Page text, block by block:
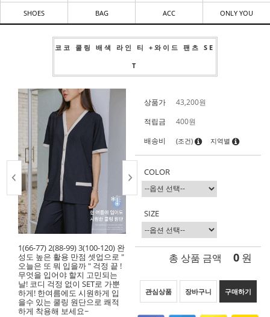
SHOES BAG ACC ONLY YOU
코코 쿨링 배색 라인 티 +와이드 팬츠 SE
T
1(66-77) 2(88-99) 3(100-120) 완
성도 높은 활용 만점 셋업으로 "
오늘은 또 뭐 입을까 " 걱정 끝 !
무엇을 입어야 할지 고민되는
날! 코디 걱정 없이 SET로 가뿐
하게! 한여름에도 시원하게 입
을수 있는 쿨링 원단으로 쾌적
하게 착용해 보세요~
상품가 43,200원
적립금
400원
배송비
(조건) 지역별
COLOR
SIZE
총 상품 금액 0 원
관심상품 장바구니 구매하기